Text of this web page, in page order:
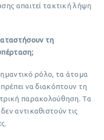
απαιτεί τακτική λήψη
τη
ρόλο, τα άτομα
να διακόπτουν τη
παρακολούθηση. Τα
αντικαθιστούν τις